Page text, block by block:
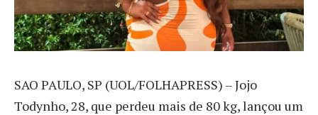
SAO PAULO, SP (UOL/FOLHAPRESS) – Jojo
Todynho, 28, que perdeu mais de 80 kg, lançou um